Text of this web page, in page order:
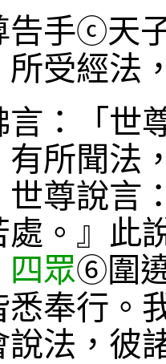
告手ⓒ天
所受經法
言：「世
有所聞法
世尊說言
處。』此
四眾⑥圍
奉行。
說法，彼